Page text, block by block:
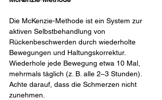
Die McKenzie-Methode ist ein System zur
aktiven Selbstbehandlung von
Rückenbeschwerden durch wiederholte
Bewegungen und Haltungskorrektur.
Wiederhole jede Bewegung etwa 10 Mal,
mehrmals täglich (z. B. alle 2–3 Stunden).
Achte darauf, dass die Schmerzen nicht
zunehmen.